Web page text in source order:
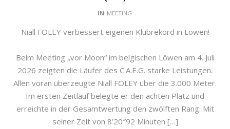
IN MEETING
Niall FOLEY verbessert eigenen Klubrekord in Löwen!
Beim Meeting „vor Moon“ im belgischen Löwen am 4. Juli
2026 zeigten die Läufer des C.A.E.G. starke Leistungen.
Allen voran überzeugte Niall FOLEY über die 3.000 Meter.
Im ersten Zeitlauf belegte er den achten Platz und
erreichte in der Gesamtwertung den zwölften Rang. Mit
seiner Zeit von 8’20″92 Minuten […]